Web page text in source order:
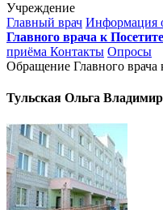
Учреждение
Главный врач Информация
Главного врача к
приёма Контакты Опросы
Обращение Главного врача
Тульская Ольга